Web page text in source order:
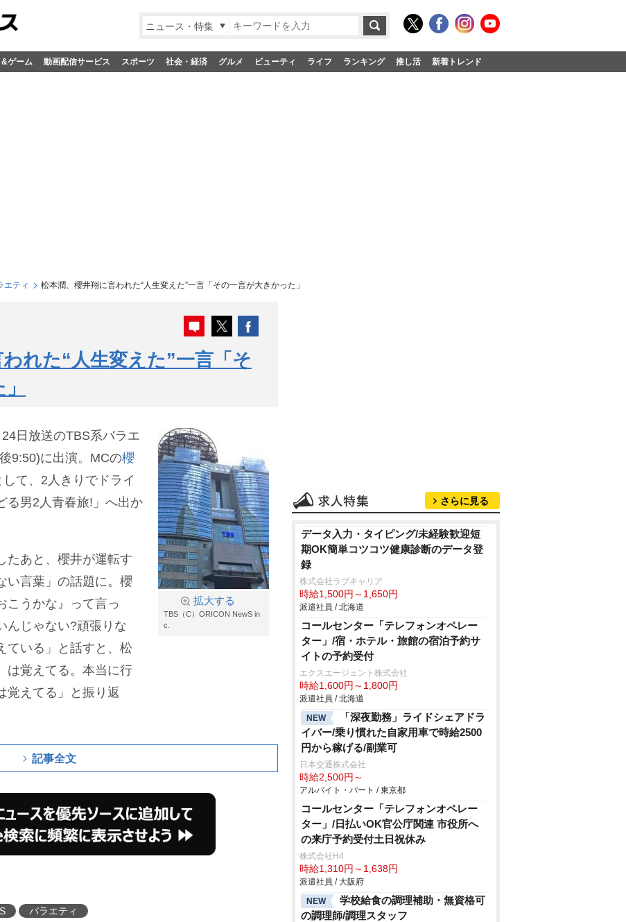
ニュース・特集
&ゲーム 動画配信サービス スポーツ 社会・経済 グルメ ビューティ ライフ ランキング 推し活 新着トレンド
エティ 松本潤、櫻井翔に言われた“人生変えた”一言「その一言が大きかった」
れた“人生変えた”一言「そ
拡大する
TBS（C）ORICON NewS in
c.
日放送のTBS系バラエ
9:50)に出演。MCの櫻
て、2人きりでドライ
る男2人青春旅!」へ出か
たあと、櫻井が運転す
い言葉」の話題に。櫻
こうかな』って言っ
んじゃない?頑張りな
ている」と話すと、松
は覚えてる。本当に行
覚えてる」と振り返
記事全文
バラエティ
さらに見る
データ入力・タイピング/未経験歓迎短
期OK簡単コツコツ健康診断のデータ登
録
株式会社ラブキャリア
時給1,500円～1,650円
派遣社員 / 北海道
コールセンター「テレフォンオペレー
ター」/宿・ホテル・旅館の宿泊予約サ
イトの予約受付
エクスエージェント株式会社
時給1,600円～1,800円
派遣社員 / 北海道
NEW
「深夜勤務」ライドシェアドラ
イバー/乗り慣れた自家用車で時給2500
円から稼げる/副業可
日本交通株式会社
時給2,500円～
アルバイト・パート / 東京都
コールセンター「テレフォンオペレー
ター」/日払いOK官公庁関連 市役所へ
の来庁予約受付土日祝休み
株式会社H4
時給1,310円～1,638円
派遣社員 / 大阪府
NEW
学校給食の調理補助・無資格可
の調理師/調理スタッフ